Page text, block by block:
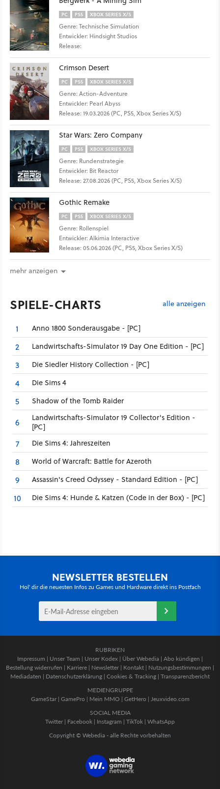
PC PS5 XBOX SERIES X/S
Genre: Technische Simulation
Entwickler: Hindsight Studios
Release:
Crimson Desert
PC PS5 XBOX SERIES X/S
Genre: Action-Adventure
Entwickler: Pearl Abyss
Release: 19.03.2026 (PC, PS5, Xbox Series X/S)
Star Wars: Zero Company
PC PS5 XBOX SERIES X/S
Genre: Rundenstrategie
Entwickler: Bit Reactor
Release: 27.08.2026 (PC, PS5, Xbox Series X/S)
Gothic Remake
PC PS5 XBOX SERIES X/S
Genre: Rollenspiel
Entwickler: Alkimia Interactive
Release: 05.06.2026 (PC, PS5, Xbox Series X/S)
mehr anzeigen
SPIELE-CHARTS alle anzeigen
1 Anno 1800 Sonderausgabe - [PC]
2 Landwirtschafts-Simulator 19 Day One Edition - [PC]
3 Die Siedler History Collection - [PC]
4 Die Sims 4
5 Shadow of the Tomb Raider
6
Landwirtschafts-Simulator 19 Collector's Edition -
[PC]
7 Die Sims 4: Jahreszeiten
8 World of Warcraft: Battle for Azeroth
9 Assassin's Creed Odyssey - Standard Edition - [PC]
10 Die Sims 4: Hunde & Katzen (Code in der Box) - [PC]
NEWSLETTER BESTELLEN
Hol' dir die neuesten Infos zu Games und Hardware direkt ins Postfach
RUBRIKEN
Impressum | Unser Team | Unser Kodex | Über Webedia | Abo kündigen |
Bestellung widerrufen | Karriere | Newsletter | Kontakt | Nutzungsbestimmungen |
Mediadaten | Datenschutzerklärung | Cookies & Tracking | Transparenzbericht
MEDIENGRUPPE
GameStar| GamePro | Mein MMO | GetHero | Jeuxvideo.com
SOCIAL MEDIA
Twitter | Facebook | Instagram | TikTok | WhatsApp
Copyright © Webedia - alle Rechte vorbehalten